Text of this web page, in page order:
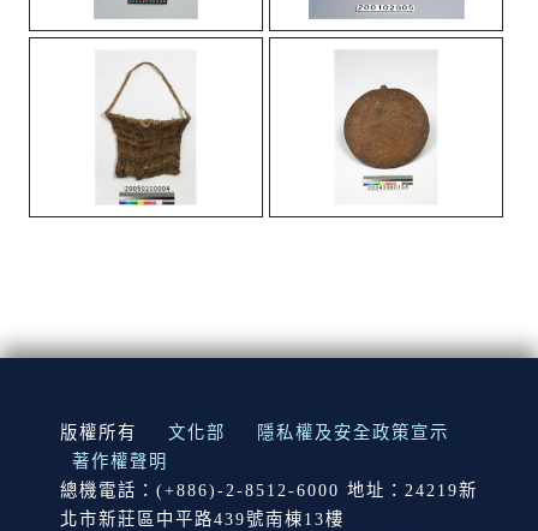
:::
版權所有 文化部
隱私權及安全政策宣示
著作權聲明
總機電話：(+886)-2-8512-6000 地址：24219新
北市新莊區中平路439號南棟13樓